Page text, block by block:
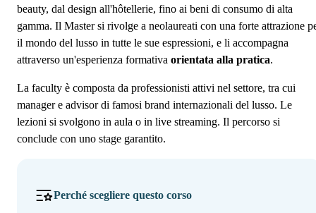
Domande frequenti
beauty, dal design all'hôtellerie, fino ai beni di consumo di alta
gamma. Il Master si rivolge a neolaureati con una forte attrazione
il mondo del lusso in tutte le sue espressioni, e li accompagna
attraverso un'esperienza formativa orientata alla pratica.
La faculty è composta da professionisti attivi nel settore, tra cui
manager e advisor di famosi brand internazionali del lusso. Le
lezioni si svolgono in aula o in live streaming. Il percorso si
conclude con uno stage garantito.
Perché scegliere questo corso